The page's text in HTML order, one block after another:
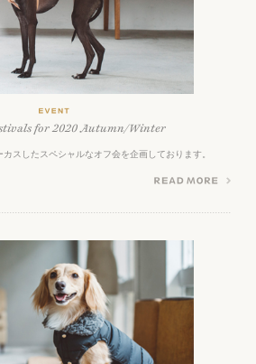
for 2020 Autumn/Winter
スしたスペシャルなオフ会を企画しております。